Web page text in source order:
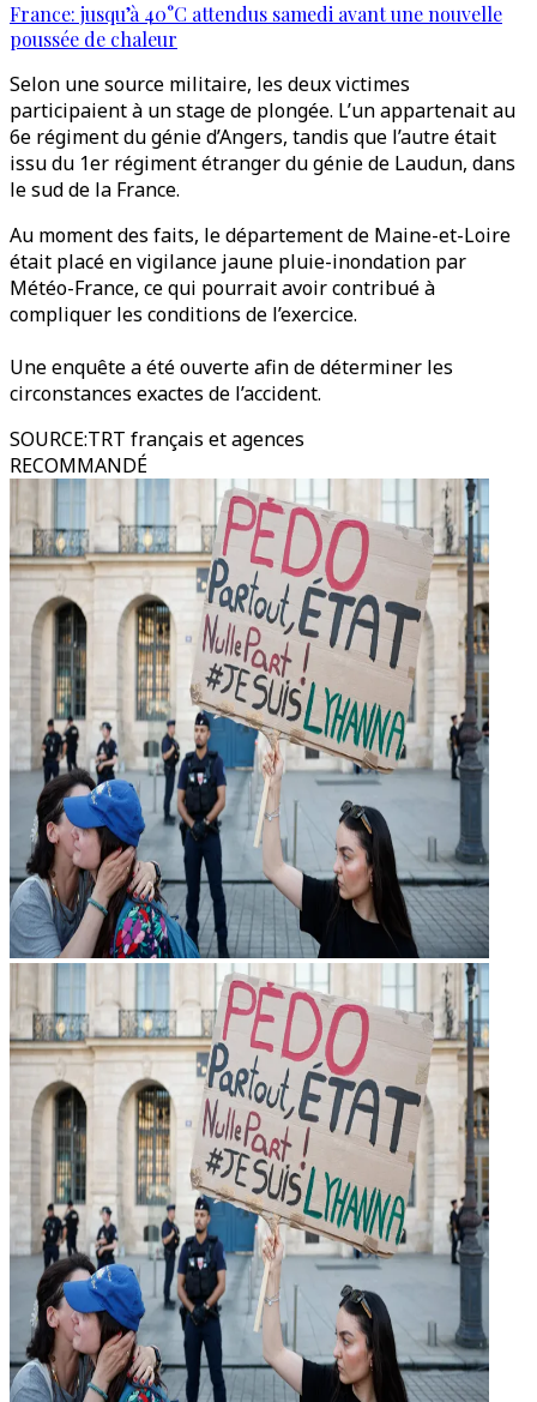
France: jusqu’à 40°C attendus samedi avant une nouvelle
poussée de chaleur
Selon une source militaire, les deux victimes
participaient à un stage de plongée. L’un appartenait au
6e régiment du génie d’Angers, tandis que l’autre était
issu du 1er régiment étranger du génie de Laudun, dans
le sud de la France.
Au moment des faits, le département de Maine-et-Loire
était placé en vigilance jaune pluie-inondation par
Météo-France, ce qui pourrait avoir contribué à
compliquer les conditions de l’exercice.
Une enquête a été ouverte afin de déterminer les
circonstances exactes de l’accident.
SOURCE:TRT français et agences
RECOMMANDÉ